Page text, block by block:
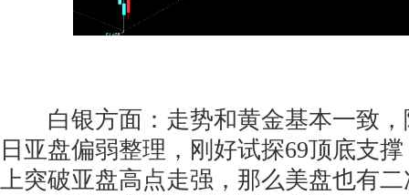
白银方面：走势和黄金基本一致，
日亚盘偏弱整理，刚好试探69顶底支
上突破亚盘高点走强，那么美盘也有